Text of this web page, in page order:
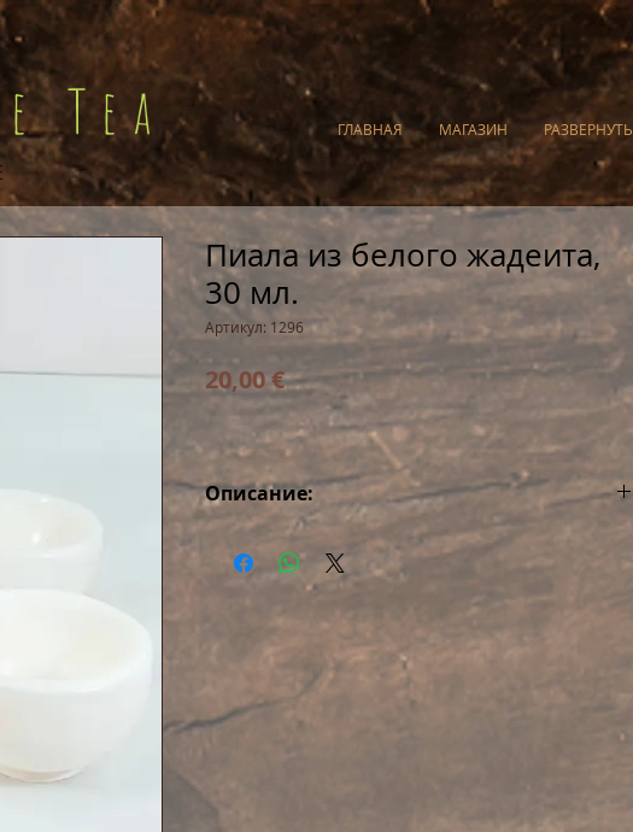
Пиала из белого жадеита,
30 мл.
Артикул: 1296
20,00 €Цена
Описание:
Пиала, объемом 30 мл, изготовлена из
белого жадеита, характерного цвета с
кварцевыми вкраплениями. Пиалочка имеет
гладкую текстуру и глянцевый оттенок. Так
же хорошо просматривается на свет и имеет
«жирный» блеск, что свидетельствует о
качественной полировке изделия.
Tea ГЛАВНАЯ МАГАЗИН РАЗВЕРНУТЬ